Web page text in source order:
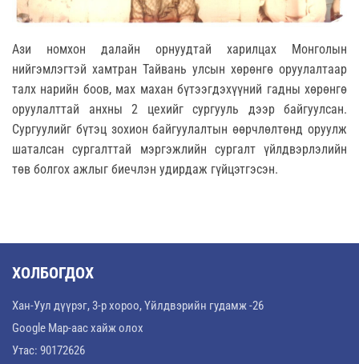
Ази номхон далайн орнуудтай харилцах Монголын
нийгэмлэгтэй хамтран Тайвань улсын хөрөнгө оруулалтаар
талх нарийн боов, мах махан бүтээгдэхүүний гадны хөрөнгө
оруулалттай анхны 2 цехийг сургууль дээр байгуулсан.
Сургуулийг бүтэц зохион байгуулалтын өөрчлөлтөнд оруулж
шаталсан сургалттай мэргэжлийн сургалт үйлдвэрлэлийн
төв болгох ажлыг биечлэн удирдаж гүйцэтгэсэн.
ХОЛБОГДОХ
Хан-Уул дүүрэг, 3-р хороо, Үйлдвэрийн гудамж -26
Google Map-аас хайж олох
Утас: 90172626